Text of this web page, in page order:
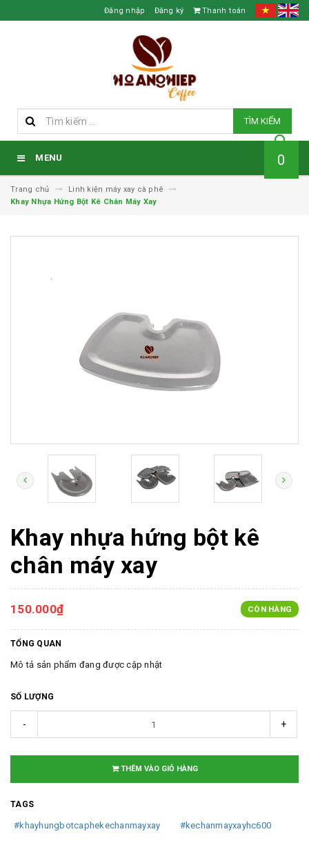
Đăng nhập Đăng ký Thanh toán
TÌM KIẾM
MENU 0
Trang chủ
Linh kiện máy xay cà phê
Khay Nhựa Hứng Bột Kê Chân Máy Xay
Khay nhựa hứng bột kê
chân máy xay
150.000₫ CÒN HÀNG
TỔNG QUAN
Mô tả sản phẩm đang được cập nhật
SỐ LƯỢNG
- +
THÊM VÀO GIỎ HÀNG
TAGS
#khayhungbotcaphekechanmayxay #kechanmayxayhc600